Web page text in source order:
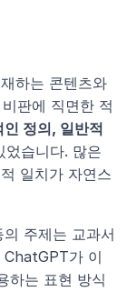
하는 콘텐츠와
판에 직면한 적
인 정의, 일반적
었습니다. 많은
일치가 자연스
주제는 교과서
ChatGPT가 이
하는 표현 방식